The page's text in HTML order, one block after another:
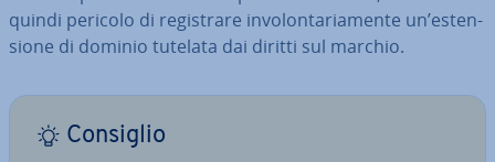
quindi pericolo di re­gi­stra­re in­vo­lon­ta­ria­men­te un’esten­
sio­ne di dominio tutelata dai diritti sul marchio.
Consiglio